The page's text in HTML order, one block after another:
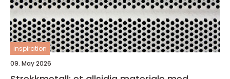
inspiration
09. May 2026